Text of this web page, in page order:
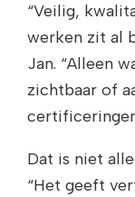
“Veilig,
werken zit al
Jan. “Alleen
zichtbaar of
Dat is niet
“Het geeft